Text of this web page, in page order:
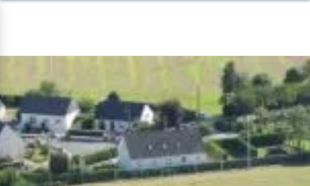
Panneau de gestion des cookies